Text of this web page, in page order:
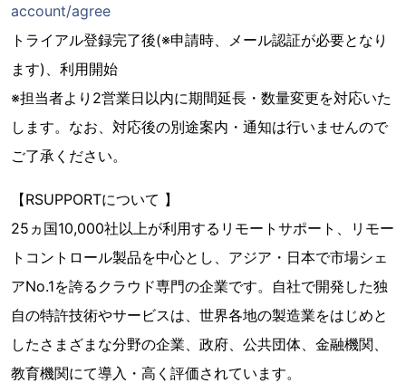
account/agree
トライアル登録完了後(※申請時、メール認証が必要となり
ます)、利用開始
※担当者より2営業日以内に期間延長・数量変更を対応いた
します。なお、対応後の別途案内・通知は行いませんので
ご了承ください。
【RSUPPORTについて 】
25ヵ国10,000社以上が利用するリモートサポート、リモー
トコントロール製品を中心とし、アジア・日本で市場シェ
アNo.1を誇るクラウド専門の企業です。自社で開発した独
自の特許技術やサービスは、世界各地の製造業をはじめと
したさまざまな分野の企業、政府、公共団体、金融機関、
教育機関にて導入・高く評価されています。